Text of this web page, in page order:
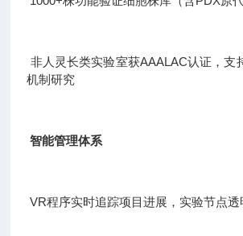
非人灵长类实验室获AAALAC认证，支
机制研究
智能管理体系
VR程序实时追踪项目进展，实验节点透